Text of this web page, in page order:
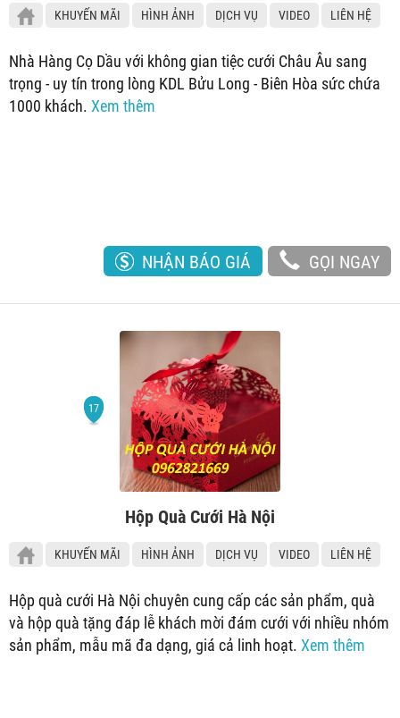
KHUYẾN MÃI HÌNH ẢNH DỊCH VỤ VIDEO LIÊN HỆ
Nhà Hàng Cọ Dầu với không gian tiệc cưới Châu Âu sang
trọng - uy tín trong lòng KDL Bửu Long - Biên Hòa sức chứa
1000 khách. Xem thêm
NHẬN BÁO GIÁ GỌI NGAY
Hộp Quà Cưới Hà Nội
KHUYẾN MÃI HÌNH ẢNH DỊCH VỤ VIDEO LIÊN HỆ
Hộp quà cưới Hà Nội chuyên cung cấp các sản phẩm, quà
và hộp quà tặng đáp lễ khách mời đám cưới với nhiều nhóm
sản phẩm, mẫu mã đa dạng, giá cả linh hoạt. Xem thêm